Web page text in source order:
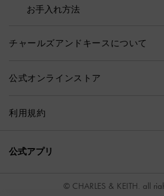
お手入れ方法
チャールズアンドキースについて
公式オンラインストア
利用規約
公式アプリ
© CHARLES & KEITH, all